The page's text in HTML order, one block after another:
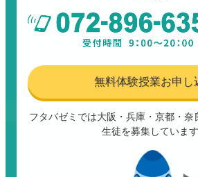
無料体験授業お申し
フタバゼミでは大阪・兵庫・京都・奈
生徒を募集しています